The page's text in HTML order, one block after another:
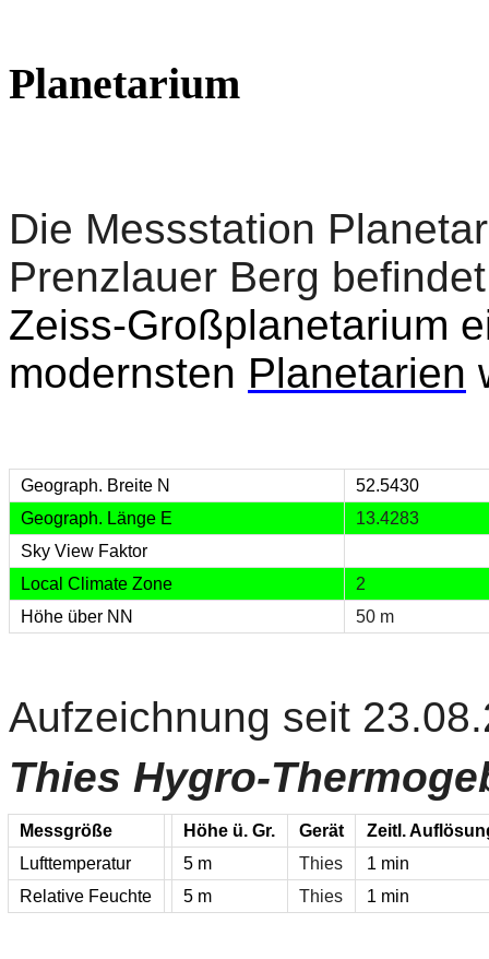
Planetarium
Die Messstation
Prenzlauer Berg
Zeiss-Großplanetarium
modernsten Planetarien
Geograph. Breite N
52.5430
Geograph. Länge E
13.4283
Sky View Faktor
Local Climate Zone
2
Höhe über NN
50 m
Aufzeichnung seit
Thies Hygro-
Messgröße Höhe ü. Gr. Gerät
Zeitl.
Lufttemperatur
5 m Thies
1 min
Relative Feuchte
5 m Thies 1 min